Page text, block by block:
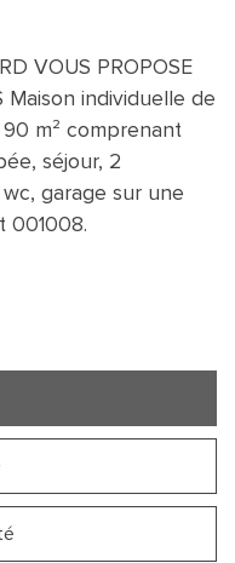
VOUS PROPOSE
Maison individuelle de
m² comprenant
séjour, 2
garage sur une
001008.